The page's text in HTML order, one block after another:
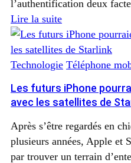
l’authentification deux
Lire la suite
Technologie Téléphone
Les futurs iPhone
avec les satellites de
Après s’être regardés en
plusieurs années, Apple et
par trouver un terrain